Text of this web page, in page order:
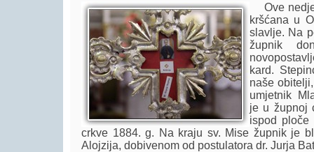
Ove
kršćana u
slavlje. Na
župnik
kard.
naše
umjetnik
je u župnoj
ispod ploče
crkve 1884. g. Na kraju sv. Mise župnik je
Alojzija, dobivenom od postulatora dr. Jurja